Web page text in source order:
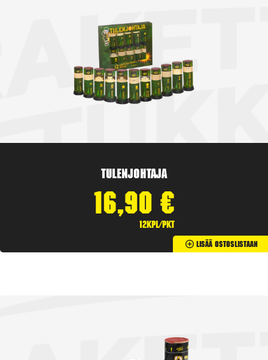
Tulenjohtaja
16,90 €
12kpl/pkt
Lisää Ostoslistaan